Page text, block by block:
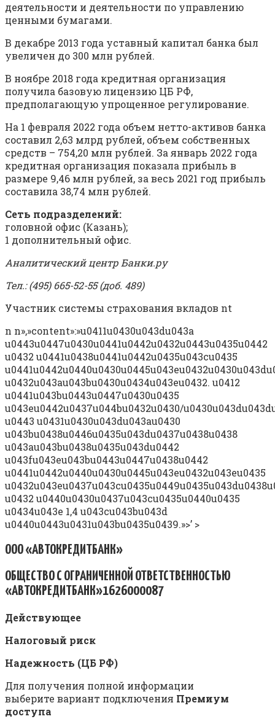
деятельности и деятельности по управлению
ценными бумагами.
В декабре 2013 года уставный капитал банка был
увеличен до 300 млн рублей.
В ноябре 2018 года кредитная организация
получила базовую лицензию ЦБ РФ,
предполагающую упрощенное регулирование.
На 1 февраля 2022 года объем нетто-активов банка
составил 2,63 млрд рублей, объем собственных
средств – 754,20 млн рублей. За январь 2022 года
кредитная организация показала прибыль в
размере 9,46 млн рублей, за весь 2021 год прибыль
составила 38,74 млн рублей.
Сеть подразделений:
головной офис (Казань);
1 дополнительный офис.
Аналитический центр Банки.ру
Тел.: (495) 665-52-55 (доб. 489)
Участник системы страхования вкладов nt
n n»,»content»:»u0411u0430u043du043a
u0443u0447u0430u0441u0442u0432u0443u0435u0442
u0432 u0441u0438u0441u0442u0435u043cu0435
u0432u043au043bu0430u0434u043eu0432. u0412
u0441u043bu0443u0447u0430u0435
u043eu0442u0437u044bu0432u0430/
u0443 u0431u0430u043du043au0430
u043bu0438u0446u0435u043du0437u0438u0438
u043au043bu0438u0435u043du0442
u043fu043eu043bu0443u0447u0438u0442
u0441u0442u0440u0430u0445u043eu0432u043eu0435
u0432 u0440u0430u0437u043cu0435u0440u0435
u0434u043e 1,4 u043cu043bu043d
u0440u0443u0431u043bu0435u0439.»>’ >
ООО «АВТОКРЕДИТБАНК»
ОБЩЕСТВО С ОГРАНИЧЕННОЙ ОТВЕТСТВЕННОСТЬЮ
«АВТОКРЕДИТБАНК»1626000087
Действующее
Налоговый риск
Надежность (ЦБ РФ)
Для получения полной информации
выберите вариант подключения Премиум
доступа